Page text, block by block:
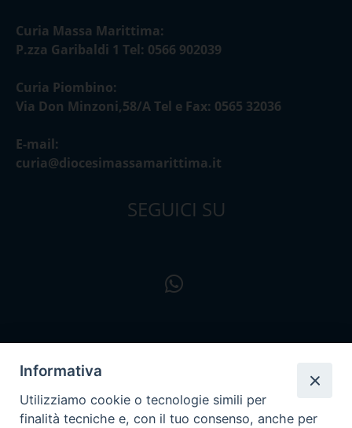
Curia Massa Marittima:
P.zza Garibaldi 1 Tel: 0566 902039
Curia Piombino:
Via Don Minzoni,58/A Tel e Fax: 0565 32036
E-mail:
curia@diocesimassamarittima.it
SEGUICI SU
Informativa
Utilizziamo cookie o tecnologie simili per
finalità tecniche e, con il tuo consenso, anche per